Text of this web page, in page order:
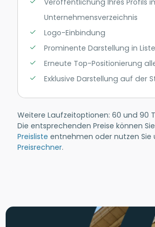
Unternehmensverzeichnis
Logo-Einbindung
Prominente Darstellung in
Erneute Top-Positionierung
Exklusive Darstellung auf der
Weitere Laufzeitoptionen: 60 und 90
Die entsprechenden Preise können
Preisliste entnehmen oder nutzen Sie
Preisrechner.